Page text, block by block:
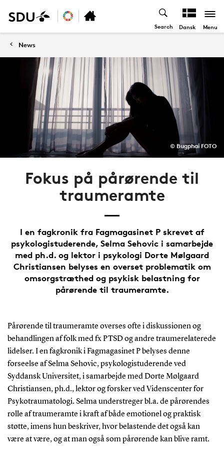
Search Dansk Menu
News
© Bugphai FOTO
Fokus på pårørende til
traumeramte
I en fagkronik fra Fagmagasinet P skrevet af
psykologistuderende, Selma Sehovic i samarbejde
med ph.d. og lektor i psykologi Dorte Mølgaard
Christiansen belyses en overset problematik om
omsorgstræthed og psykisk belastning for
pårørende til traumeramte.
Pårørende til traumeramte overses ofte i diskussionen og
behandlingen af folk med fx PTSD og andre traumerelaterede
lidelser. I en fagkronik i Fagmagasinet P belyses denne
forseelse af Selma Sehovic, psykologistuderende ved
Syddansk Universitet, i samarbejde med Dorte Mølgaard
Christiansen, ph.d., lektor og forsker ved Videnscenter for
Psykotraumatologi. Selma understreger bl.a. de pårørendes
rolle af traumeramte i kraft af både emotionel og praktisk
støtte, imens hun beskriver, hvor belastende det også kan
være at være, og at man også som pårørende kan blive ramt.